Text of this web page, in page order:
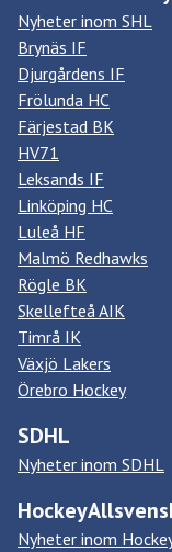
Nyheter inom SHL
Brynäs IF
Djurgårdens IF
Frölunda HC
Färjestad BK
HV71
Leksands IF
Linköping HC
Luleå HF
Malmö Redhawks
Rögle BK
Skellefteå AIK
Timrå IK
Växjö Lakers
Örebro Hockey
SDHL
Nyheter inom SDHL
Nyheter inom